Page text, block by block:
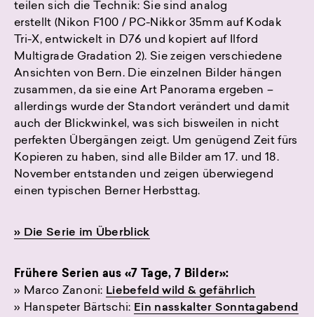
teilen sich die Technik: Sie sind analog
erstellt (Nikon F100 / PC-Nikkor 35mm auf Kodak
Tri-X, entwickelt in D76 und kopiert auf Ilford
Multigrade Gradation 2). Sie zeigen verschiedene
Ansichten von Bern. Die einzelnen Bilder hängen
zusammen, da sie eine Art Panorama ergeben –
allerdings wurde der Standort verändert und damit
auch der Blickwinkel, was sich bisweilen in nicht
perfekten Übergängen zeigt. Um genügend Zeit fürs
Kopieren zu haben, sind alle Bilder am 17. und 18.
November entstanden und zeigen überwiegend
einen typischen Berner Herbsttag.
» Die Serie im Überblick
Frühere Serien aus «7 Tage, 7 Bilder»:
» Marco Zanoni: Liebefeld wild & gefährlich
» Hanspeter Bärtschi: Ein nasskalter Sonntagabend